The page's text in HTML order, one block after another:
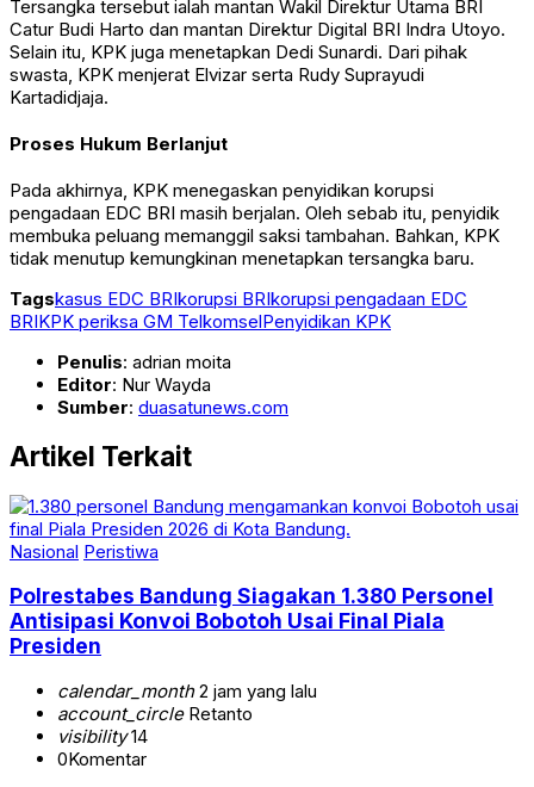
Tersangka tersebut ialah mantan Wakil Direktur Utama BRI
Catur Budi Harto dan mantan Direktur Digital BRI Indra Utoyo.
Selain itu, KPK juga menetapkan Dedi Sunardi. Dari pihak
swasta, KPK menjerat Elvizar serta Rudy Suprayudi
Kartadidjaja.
Proses Hukum Berlanjut
Pada akhirnya, KPK menegaskan penyidikan korupsi
pengadaan EDC BRI masih berjalan. Oleh sebab itu, penyidik
membuka peluang memanggil saksi tambahan. Bahkan, KPK
tidak menutup kemungkinan menetapkan tersangka baru.
Tagskasus EDC BRIkorupsi BRIkorupsi pengadaan EDC
BRIKPK periksa GM TelkomselPenyidikan KPK
Penulis: adrian moita
Editor: Nur Wayda
Sumber: duasatunews.com
Artikel Terkait
Nasional Peristiwa
Polrestabes Bandung Siagakan 1.380 Personel
Antisipasi Konvoi Bobotoh Usai Final Piala
Presiden
calendar_month2 jam yang lalu
account_circleRetanto
visibility14
0Komentar